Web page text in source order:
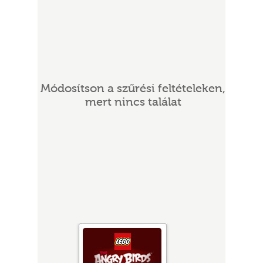
Módosítson a szűrési feltételeken,
mert nincs találat